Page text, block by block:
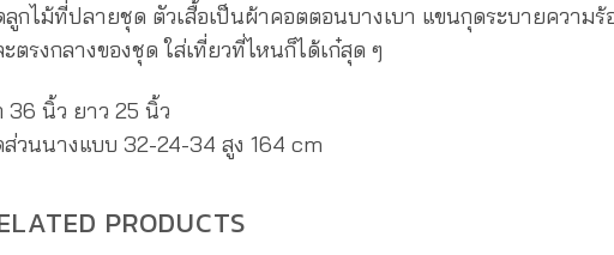
ลูกไม้ที่ปลายชุด ตัวเสื้อเป็นผ้าคอตตอนบางเบา แขนกุดระบายความ
ตรงกลางของชุด ใส่เที่ยวที่ไหนก็ได้เก๋สุด ๆ
36 นิ้ว ยาว 25 นิ้ว
วนนางแบบ 32-24-34 สูง 164 cm
PRODUCTS